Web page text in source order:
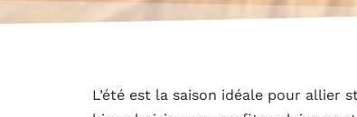
L’été est la saison idéale pour allier